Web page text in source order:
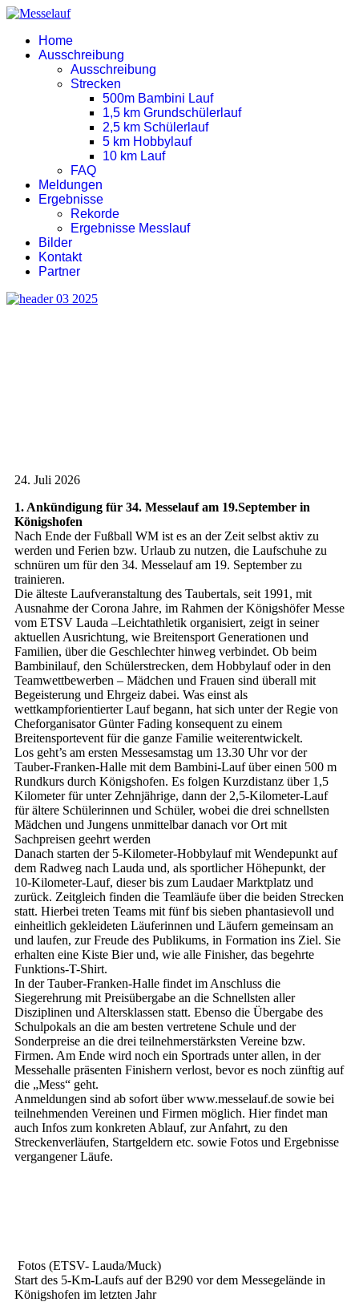
Home
Ausschreibung
Ausschreibung
Strecken
500m Bambini Lauf
1,5 km Grundschülerlauf
2,5 km Schülerlauf
5 km Hobbylauf
10 km Lauf
FAQ
Meldungen
Ergebnisse
Rekorde
Ergebnisse Messlauf
Bilder
Kontakt
Partner
24. Juli 2026
1. Ankündigung für 34. Messelauf am 19.September in
Königshofen
Nach Ende der Fußball WM ist es an der Zeit selbst aktiv zu
werden und Ferien bzw. Urlaub zu nutzen, die Laufschuhe zu
schnüren um für den 34. Messelauf am 19. September zu
trainieren.
Die älteste Laufveranstaltung des Taubertals, seit 1991, mit
Ausnahme der Corona Jahre, im Rahmen der Königshöfer Messe
vom ETSV Lauda –Leichtathletik organisiert, zeigt in seiner
aktuellen Ausrichtung, wie Breitensport Generationen und
Familien, über die Geschlechter hinweg verbindet. Ob beim
Bambinilauf, den Schülerstrecken, dem Hobbylauf oder in den
Teamwettbewerben – Mädchen und Frauen sind überall mit
Begeisterung und Ehrgeiz dabei. Was einst als
wettkampforientierter Lauf begann, hat sich unter der Regie von
Cheforganisator Günter Fading konsequent zu einem
Breitensportevent für die ganze Familie weiterentwickelt.
Los geht’s am ersten Messesamstag um 13.30 Uhr vor der
Tauber-Franken-Halle mit dem Bambini-Lauf über einen 500 m
Rundkurs durch Königshofen. Es folgen Kurzdistanz über 1,5
Kilometer für unter Zehnjährige, dann der 2,5-Kilometer-Lauf
für ältere Schülerinnen und Schüler, wobei die drei schnellsten
Mädchen und Jungens unmittelbar danach vor Ort mit
Sachpreisen geehrt werden
Danach starten der 5-Kilometer-Hobbylauf mit Wendepunkt auf
dem Radweg nach Lauda und, als sportlicher Höhepunkt, der
10-Kilometer-Lauf, dieser bis zum Laudaer Marktplatz und
zurück. Zeitgleich finden die Teamläufe über die beiden Strecken
statt. Hierbei treten Teams mit fünf bis sieben phantasievoll und
einheitlich gekleideten Läuferinnen und Läufern gemeinsam an
und laufen, zur Freude des Publikums, in Formation ins Ziel. Sie
erhalten eine Kiste Bier und, wie alle Finisher, das begehrte
Funktions-T-Shirt.
In der Tauber-Franken-Halle findet im Anschluss die
Siegerehrung mit Preisübergabe an die Schnellsten aller
Disziplinen und Altersklassen statt. Ebenso die Übergabe des
Schulpokals an die am besten vertretene Schule und der
Sonderpreise an die drei teilnehmerstärksten Vereine bzw.
Firmen. Am Ende wird noch ein Sportrads unter allen, in der
Messehalle präsenten Finishern verlost, bevor es noch zünftig auf
die „Mess“ geht.
Anmeldungen sind ab sofort über www.messelauf.de sowie bei
teilnehmenden Vereinen und Firmen möglich. Hier findet man
auch Infos zum konkreten Ablauf, zur Anfahrt, zu den
Streckenverläufen, Startgeldern etc. sowie Fotos und Ergebnisse
vergangener Läufe.
Fotos (ETSV- Lauda/Muck)
Start des 5-Km-Laufs auf der B290 vor dem Messegelände in
Königshofen im letzten Jahr